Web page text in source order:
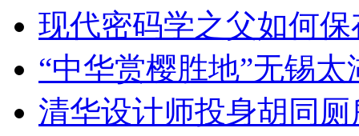
现代密码学之父如何
“中华赏樱胜地”无锡
清华设计师投身胡同